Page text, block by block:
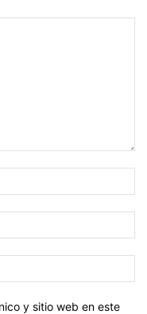
y sitio web en este